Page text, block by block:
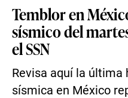
Temblor en
sísmico del
el SSN
Revisa aquí la última
sísmica en México